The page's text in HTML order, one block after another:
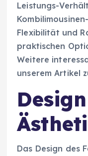
Leistungs-
Flexibilität und
praktischen
Weitere
unserem Artikel
Das Design des